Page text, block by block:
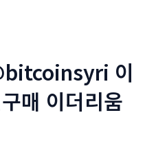
이
매 이더리움